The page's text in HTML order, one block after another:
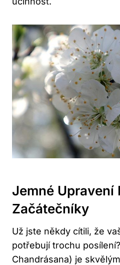
Jemné Upravení
Začátečníky
Už jste někdy cítili, že
potřebují trochu
Chandrásana) je